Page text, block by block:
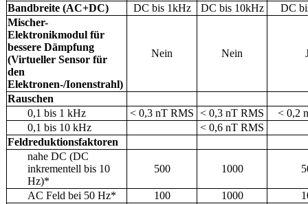
Bandbreite (AC+DC)
DC bis 1kHz DC bis 10kHz
DC
Mischer-
Elektronikmodul für
bessere Dämpfung
(Virtueller Sensor für
den
Elektronen-/Ionenstrahl)
Nein Nein
Rauschen
0,1 bis 1 kHz
< 0,3 nT RMS < 0,3 nT RMS
< 0,2
0,1 bis 10 kHz
< 0,6 nT RMS
Feldreduktionsfaktoren
nahe DC (DC
inkrementell bis 10
Hz)*
500 1000
AC Feld bei 50 Hz* 100 1000